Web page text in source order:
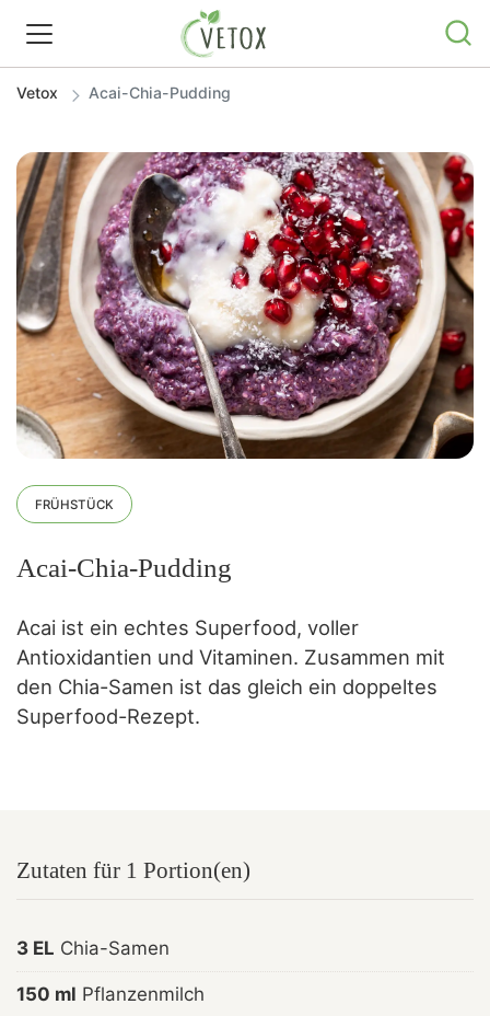
REZEPTWELT
WISSEN
SHOP
GRATIS ERNÄHRUNGSTIPPS
Vetox Acai-Chia-Pudding
FRÜHSTÜCK
Acai-Chia-Pudding
Acai ist ein echtes Superfood, voller
Antioxidantien und Vitaminen. Zusammen mit
den Chia-Samen ist das gleich ein doppeltes
Superfood-Rezept.
Zutaten für 1 Portion(en)
3 EL Chia-Samen
150 ml Pflanzenmilch